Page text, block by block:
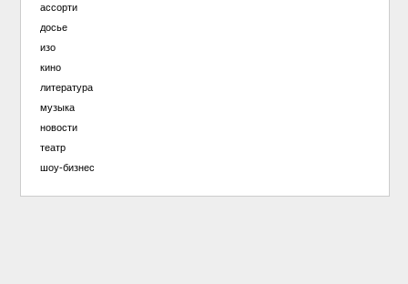
ассорти
досье
изо
кино
литература
музыка
новости
театр
шоу-бизнес